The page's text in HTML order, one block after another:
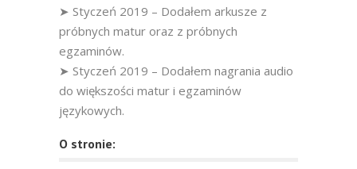
➤ Styczeń 2019 – Dodałem arkusze z
próbnych matur oraz z próbnych
egzaminów.
➤ Styczeń 2019 – Dodałem nagrania audio
do większości matur i egzaminów
językowych.
O stronie: